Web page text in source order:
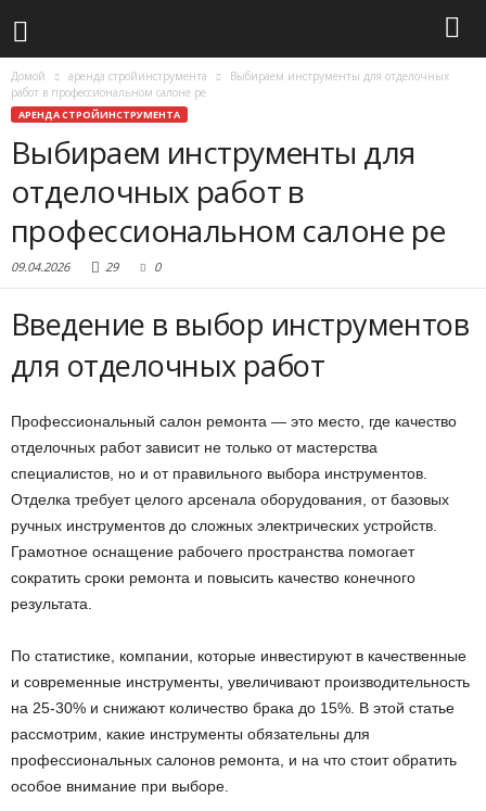
Домой аренда стройинструмента
Выбираем инструменты для отделочных
работ в профессиональном салоне ре
АРЕНДА СТРОЙИНСТРУМЕНТА
Выбираем инструменты для
отделочных работ в
профессиональном салоне ре
09.04.2026 29 0
Введение в выбор инструментов
для отделочных работ
Профессиональный салон ремонта — это место, где качество
отделочных работ зависит не только от мастерства
специалистов, но и от правильного выбора инструментов.
Отделка требует целого арсенала оборудования, от базовых
ручных инструментов до сложных электрических устройств.
Грамотное оснащение рабочего пространства помогает
сократить сроки ремонта и повысить качество конечного
результата.
По статистике, компании, которые инвестируют в качественные
и современные инструменты, увеличивают производительность
на 25-30% и снижают количество брака до 15%. В этой статье
рассмотрим, какие инструменты обязательны для
профессиональных салонов ремонта, и на что стоит обратить
особое внимание при выборе.